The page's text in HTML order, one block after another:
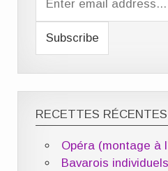
RECETTES RÉCENTES
Opéra (montage à
Bavarois